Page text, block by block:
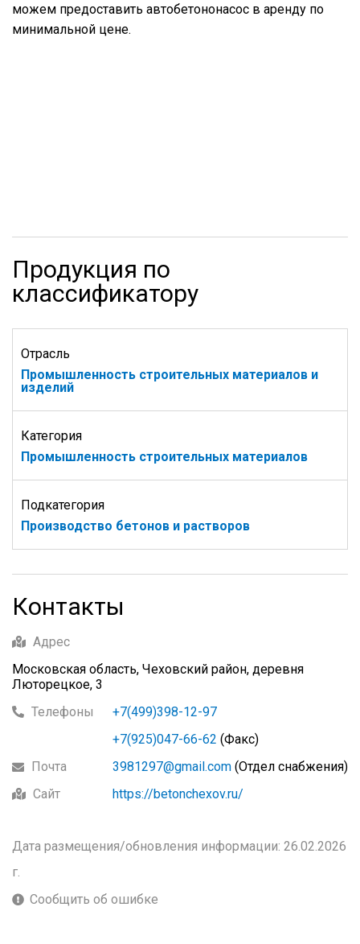
можем предоставить автобетононасос в аренду по
минимальной цене.
Продукция по
классификатору
Отрасль
Промышленность строительных материалов и
изделий
Категория
Промышленность строительных материалов
Подкатегория
Производство бетонов и растворов
Контакты
Адрес
Московская область, Чеховский район, деревня
Люторецкое, 3
Телефоны
+7(499)398-12-97
+7(925)047-66-62 (Факс)
Почта
3981297@gmail.com (Отдел снабжения)
Сайт
https://betonchexov.ru/
Дата размещения/обновления информации: 26.02.2026
г.
Сообщить об ошибке